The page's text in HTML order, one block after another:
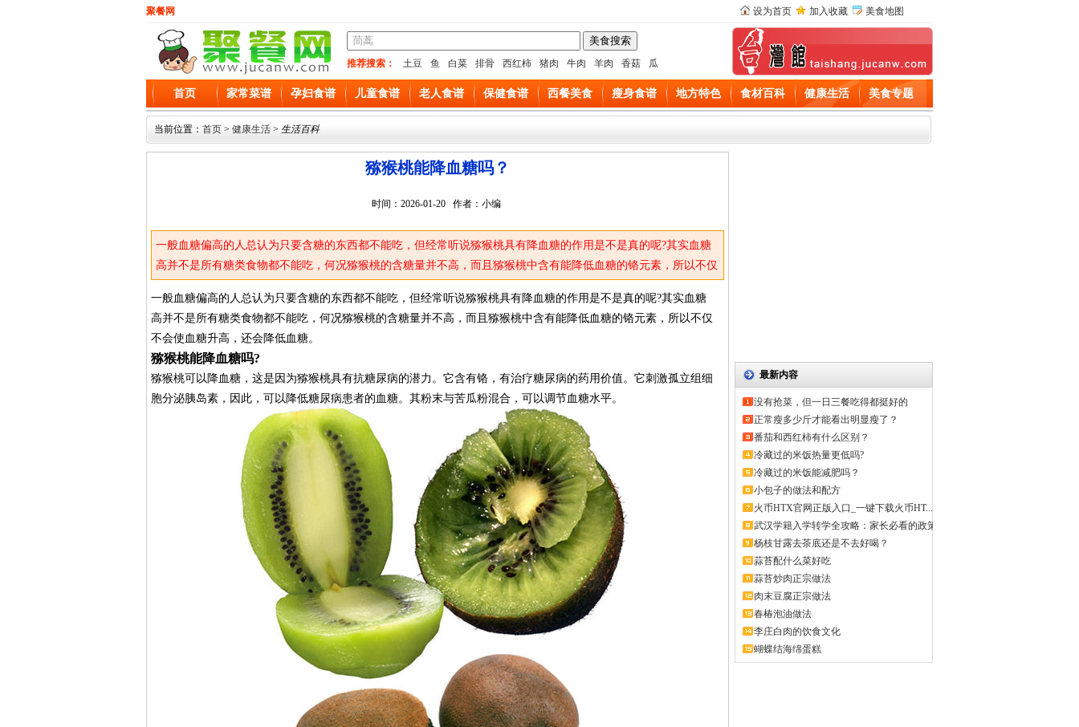
聚餐网 设为首页 加入收藏 美食地图
推荐搜索： 土豆 鱼 白菜 排骨 西红柿 猪肉 牛肉 羊肉 香菇 瓜
首页 家常菜谱 孕妇食谱 儿童食谱 老人食谱 保健食谱 西餐美食 瘦身食谱 地方特色 食材百科 健康生活 美食专题
当前位置： 首页 > 健康生活 > 生活百科
猕猴桃能降血糖吗？
时间：2026-01-20 作者：小编
一般血糖偏高的人总认为只要含糖的东西都不能吃，但经常听说猕猴桃具有降血糖的作用是不是真的呢?其实血糖
高并不是所有糖类食物都不能吃，何况猕猴桃的含糖量并不高，而且猕猴桃中含有能降低血糖的铬元素，所以不仅
一般血糖偏高的人总认为只要含糖的东西都不能吃，但经常听说猕猴桃具有降血糖的作用是不是真的呢?其实血糖
高并不是所有糖类食物都不能吃，何况猕猴桃的含糖量并不高，而且猕猴桃中含有能降低血糖的铬元素，所以不仅
不会使血糖升高，还会降低血糖。
猕猴桃能降血糖吗?
猕猴桃可以降血糖，这是因为猕猴桃具有抗糖尿病的潜力。它含有铬，有治疗糖尿病的药用价值。它刺激孤立组细
胞分泌胰岛素，因此，可以降低糖尿病患者的血糖。其粉末与苦瓜粉混合，可以调节血糖水平。
最新内容
没有抢菜，但一日三餐吃得都挺好的
正常瘦多少斤才能看出明显瘦了？
番茄和西红柿有什么区别？
冷藏过的米饭热量更低吗?
冷藏过的米饭能减肥吗？
小包子的做法和配方
火币HTX官网正版入口_一键下载火币HT...
武汉学籍入学转学全攻略：家长必看的政策
解...
杨枝甘露去茶底还是不去好喝？
蒜苔配什么菜好吃
蒜苔炒肉正宗做法
肉末豆腐正宗做法
春椿泡油做法
李庄白肉的饮食文化
蝴蝶结海绵蛋糕